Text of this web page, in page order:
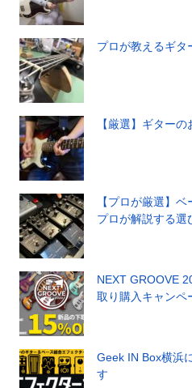
プロが教えるギタ
【厳選】ギター
【プロが厳選】
プロが解説する選
NEXT GROOVE
取り購入キャンペ
Geek IN Box横浜
す